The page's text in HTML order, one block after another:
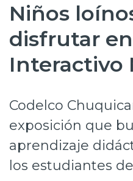
Sustentabilidad
Innovación
Inversionistas
Niños
disfrutar
Interactivo
Codelco
exposición que
aprendizaje
los estudiantes